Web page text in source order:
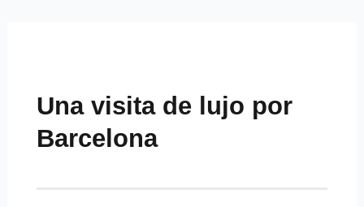
Una visita de lujo por
Barcelona